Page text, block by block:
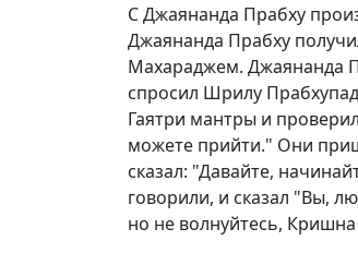
С Джаянанда Прабху
Джаянанда Прабху
Махараджем. Джаянанда
спросил Шрилу
Гаятри мантры и
можете прийти." Они
сказал: "Давайте,
говорили, и сказал "Вы,
но не волнуйтесь,